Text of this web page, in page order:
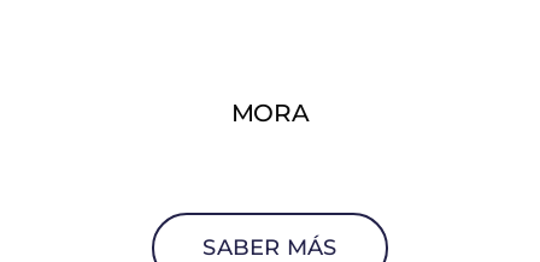
MORA
SABER MÁS